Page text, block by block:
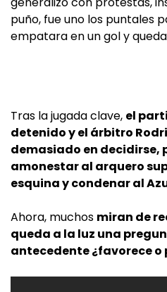
puño, fue uno los puntales
empatara en un gol y
Tras la jugada clave, el
detenido y el árbitro
demasiado en decidirse,
amonestar al arquero
esquina y condenar al
Ahora, muchos miran de
queda a la luz una
antecedente ¿favorece